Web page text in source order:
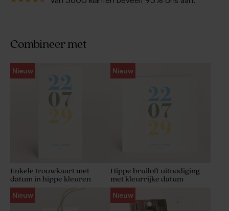
Combineer met
Nieuw
Enkele trouwkaart met
datum in hippe kleuren
Nieuw
Hippe bruiloft uitnodiging
met kleurrijke datum
Nieuw
Nieuw